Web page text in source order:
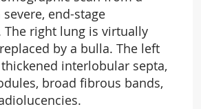
end-stage
The right lung is virtually
by a bulla. The left
interlobular septa,
broad fibrous bands,